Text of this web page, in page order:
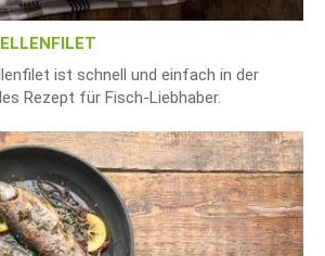
ist schnell und einfach in der
Rezept für Fisch-Liebhaber.